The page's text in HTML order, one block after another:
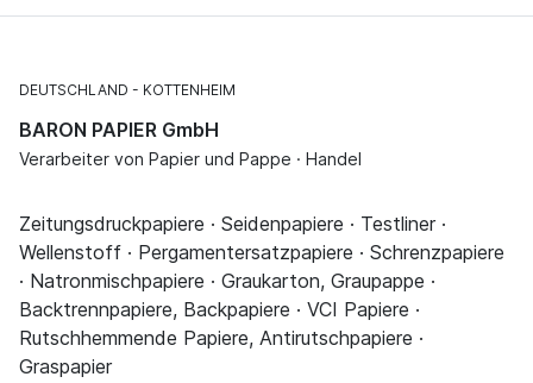
DEUTSCHLAND KOTTENHEIM
BARON PAPIER GmbH
Verarbeiter von Papier und Pappe · Handel
Zeitungsdruckpapiere · Seidenpapiere · Testliner ·
Wellenstoff · Pergamentersatzpapiere · Schrenzpapiere
· Natronmischpapiere · Graukarton, Graupappe ·
Backtrennpapiere, Backpapiere · VCI Papiere ·
Rutschhemmende Papiere, Antirutschpapiere ·
Graspapier